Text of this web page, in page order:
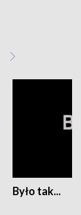
Było tak...